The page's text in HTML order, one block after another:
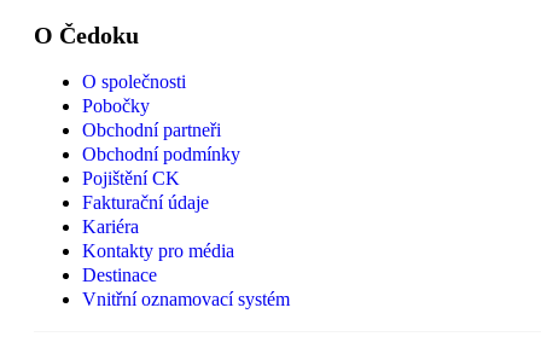
O Čedoku
O společnosti
Pobočky
Obchodní partneři
Obchodní podmínky
Pojištění CK
Fakturační údaje
Kariéra
Kontakty pro média
Destinace
Vnitřní oznamovací systém